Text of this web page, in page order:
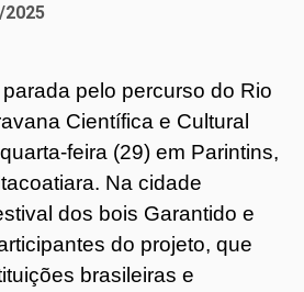
2025
pelo percurso do Rio
Científica e Cultural
feira (29) em Parintins,
Na cidade
dos bois Garantido e
do projeto, que
brasileiras e